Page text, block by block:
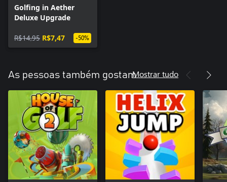
Golfing in Aether
Deluxe Upgrade
R$14,95 R$7,47 -50%
As pessoas também gostamMostrar tudo